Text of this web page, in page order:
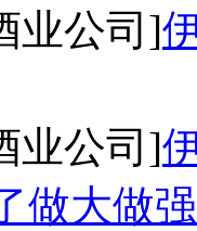
业公司]
业公司]
做大做